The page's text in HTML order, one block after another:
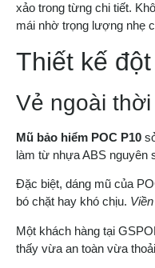
xảo trong từng chi tiết.
mái nhờ trọng lượng nhẹ
Thiết kế
Vẻ ngoài
Mũ bảo hiểm POC P10
làm từ nhựa ABS nguyên
Đặc biệt, dáng mũ của
bó chặt hay khó chịu.
Một khách hàng tại
thấy vừa an toàn vừa